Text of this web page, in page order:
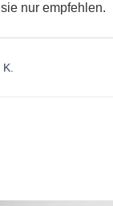
nur empfehlen.